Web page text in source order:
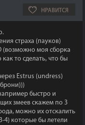
НРАВИТСЯ
страха (пауков)
(возможно моя сборка
то сделать, что бы
Estrus (undress)
быстро и
змеев скажем по 3
можно их отскалить
4) которые бы летели